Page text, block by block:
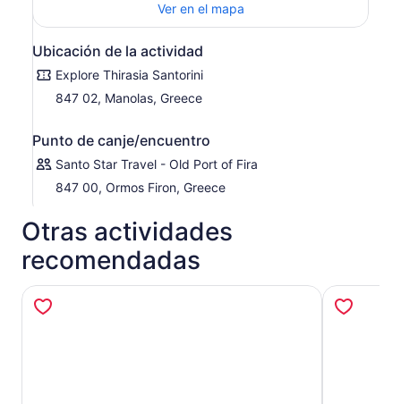
Ver en el mapa
Ubicación de la actividad
Explore Thirasia Santorini
847 02, Manolas, Greece
Punto de canje/encuentro
Santo Star Travel - Old Port of Fira
847 00, Ormos Firon, Greece
Otras actividades
recomendadas